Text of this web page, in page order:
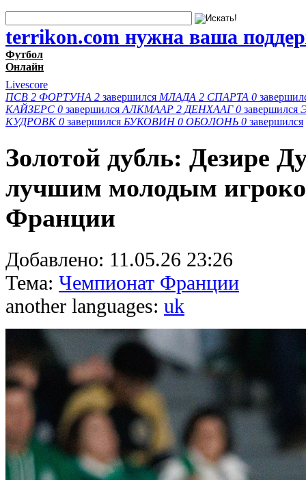
terrikon.com нужна ваша
Футбол
Онлайн
Livescore
ПСВ 2 ФОРТУНА 2 завершился МЛАДА 2 СПАРТА 0
КАЙЗЕРС 0 завершился АЛКМААР 2 ДЕНХААГ 0 завершился
КУДРОВК 0 завершился БУКОВИН 0 ОБОЛОНЬ 0 завершился
Золотой дубль: Дезире
лучшим молодым
Франции
Добавлено: 11.05.26 23:26
Тема: Чемпионат Франции
another languages: uk